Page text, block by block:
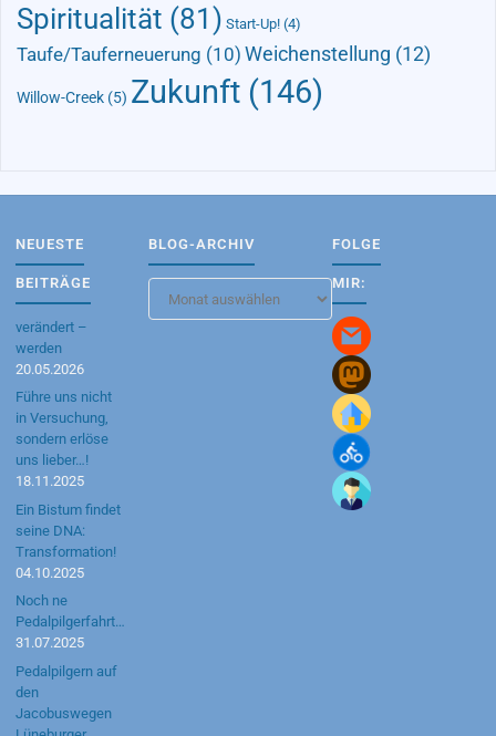
Spiritualität (81) Start-Up! (4)
Taufe/Tauferneuerung (10) Weichenstellung (12)
Willow-Creek (5) Zukunft (146)
NEUESTE
BEITRÄGE
verändert –
werden
20.05.2026
Führe uns nicht
in Versuchung,
sondern erlöse
uns lieber…!
18.11.2025
Ein Bistum findet
seine DNA:
Transformation!
04.10.2025
Noch ne
Pedalpilgerfahrt…
31.07.2025
Pedalpilgern auf
den
Jacobuswegen
BLOG-ARCHIV
Archiv
FOLGE
MIR: